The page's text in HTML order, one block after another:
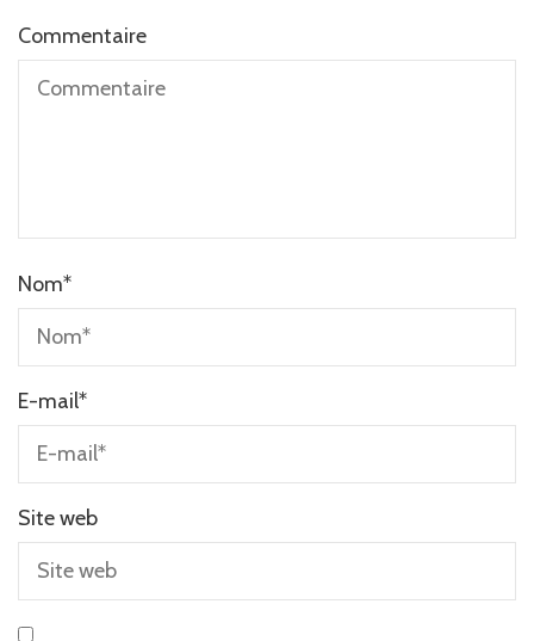
Commentaire
Nom*
E-mail*
Site web